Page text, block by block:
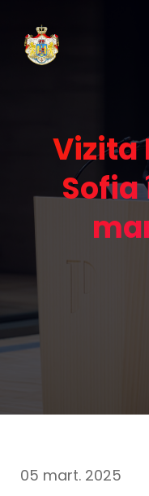
Vizita
Sofia
05 mart. 2025